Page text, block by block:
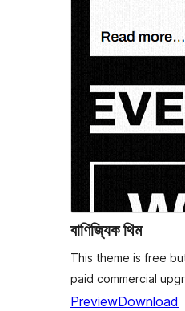
বাণিজ্যিক থিম
This theme is free
paid commercial
PreviewDownload